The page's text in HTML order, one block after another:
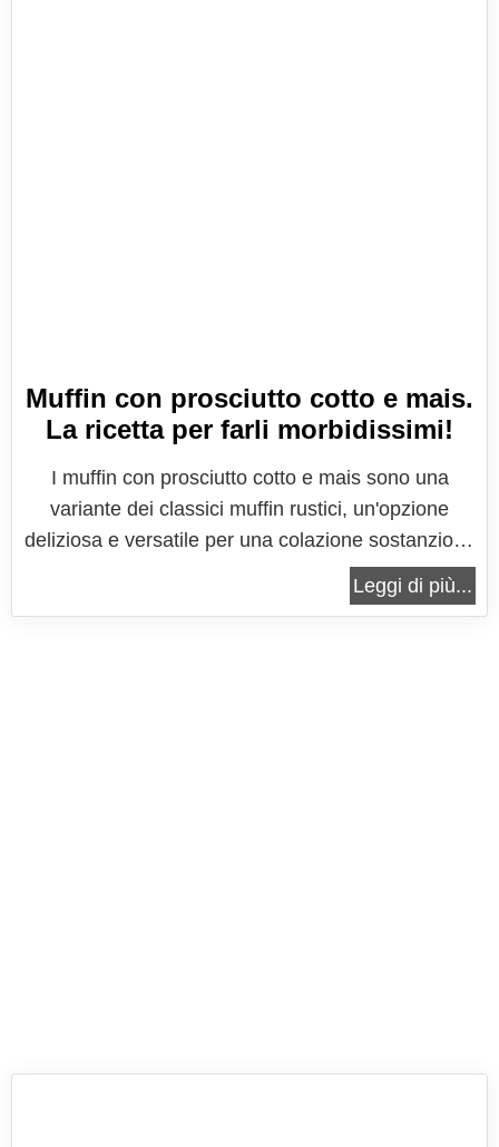
Muffin con prosciutto cotto e mais.
La ricetta per farli morbidissimi!
I muffin con prosciutto cotto e mais sono una
variante dei classici muffin rustici, un'opzione
deliziosa e versatile per una colazione sostanziosa
o uno spuntino saporito. Questa combinazione di
ingredienti crea un equilibrio perfetto tra la
Leggi di più...